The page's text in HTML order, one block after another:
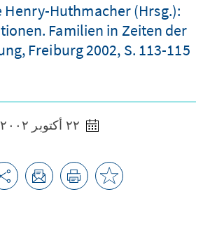
Henry-Huthmacher (Hrsg.):
Familien in Zeiten der
Freiburg 2002, S. 113-115.